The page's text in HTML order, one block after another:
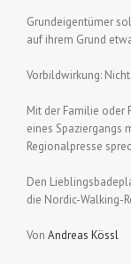
Grundeigentümer
auf ihrem Grund
Vorbildwirkung:
Mit der Familie oder
eines Spaziergangs
Regionalpresse
Den
die Nordic-Walking-
Von Andreas Kössl